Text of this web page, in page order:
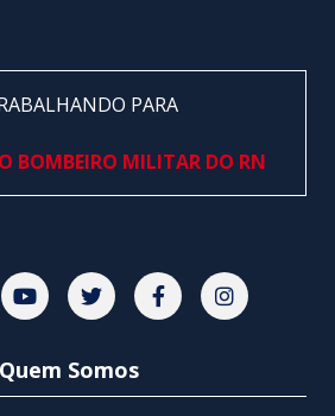
Quem Somos
PARA
BOMBEIRO MILITAR DO RN
Acompanhe-nos no Youtube
Acompanhe-nos no
Acompanhe-nos